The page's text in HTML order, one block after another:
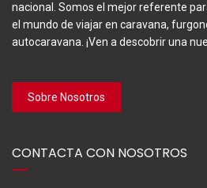
nacional. Somos el mejor referente
el mundo de viajar en caravana,
autocaravana. ¡Ven a descobrir una
Sobre Nosotros
CONTACTA CON NOSOTROS